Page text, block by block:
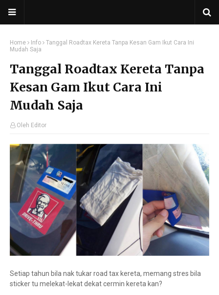
Home Info
Tanggal Roadtax Kereta Tanpa Kesan Gam Ikut Cara Ini
Mudah Saja
Tanggal Roadtax Kereta Tanpa
Kesan Gam Ikut Cara Ini
Mudah Saja
Oleh Editor
Setiap tahun bila nak tukar road tax kereta, memang stres bila
sticker tu melekat-lekat dekat cermin kereta kan?